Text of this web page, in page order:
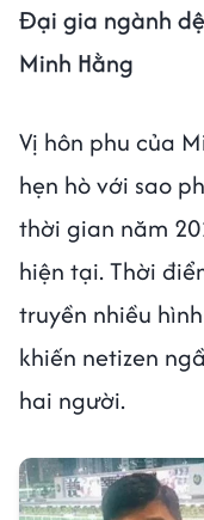
Đại gia ngành
Minh Hằng
Vị hôn phu của
hẹn hò với sao
thời gian năm
hiện tại. Thời
truyền nhiều
khiến netizen
hai người.